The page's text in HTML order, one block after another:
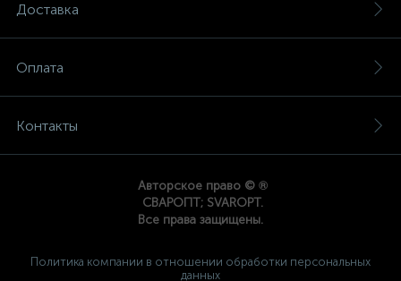
Доставка
Оплата
Контакты
Авторское право © ®
СВАРОПТ; SVAROPT.
Все права защищены.
Политика компании в отношении обработки персональных
данных